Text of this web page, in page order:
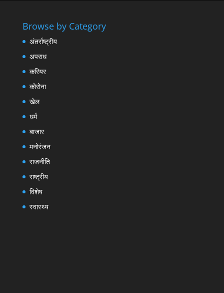
Browse by Category
अंतर्राष्ट्रीय
अपराध
करियर
कोरोना
खेल
धर्म
बाजार
मनोरंजन
राजनीति
राष्ट्रीय
विशेष
स्वास्थ्य